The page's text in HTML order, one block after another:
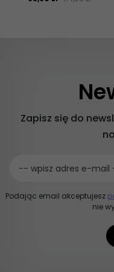
Zapisz się do
-- wpisz adres e-mail
Podając email akceptujesz
nie